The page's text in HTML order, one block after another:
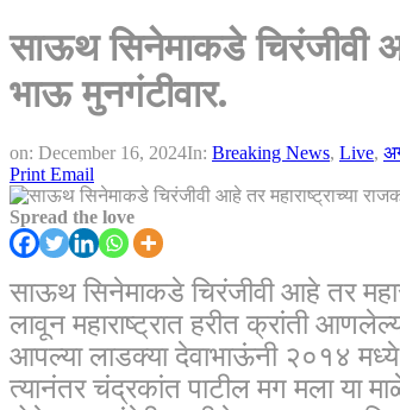
साऊथ सिनेमाकडे चिरंजीवी
भाऊ मुनगंटीवार.
on: December 16, 2024In: Breaking News, Live,
Print Email
Spread the love
साऊथ सिनेमाकडे चिरंजीवी आहे तर
लावून महाराष्ट्रात हरीत क्रांती
आपल्या लाडक्या देवाभाऊंनी २०१४ मध्ये
त्यानंतर चंद्रकांत पाटील मग मला या